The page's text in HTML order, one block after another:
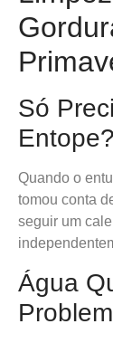
Só
Entope?
Quando o
tomou conta
seguir um
Água